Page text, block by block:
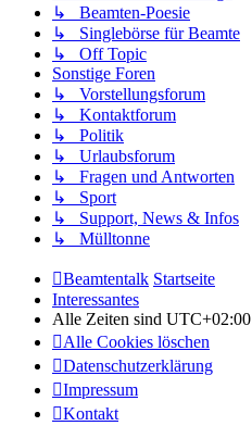
↳ Beamten-Poesie
↳ Singlebörse für Beamte
↳ Off Topic
Sonstige Foren
↳ Vorstellungsforum
↳ Kontaktforum
↳ Politik
↳ Urlaubsforum
↳ Fragen und Antworten
↳ Sport
↳ Support, News & Infos
↳ Mülltonne
Beamtentalk Startseite
Interessantes
Alle Zeiten sind UTC+02:00
Alle Cookies löschen
Datenschutzerklärung
Impressum
Kontakt